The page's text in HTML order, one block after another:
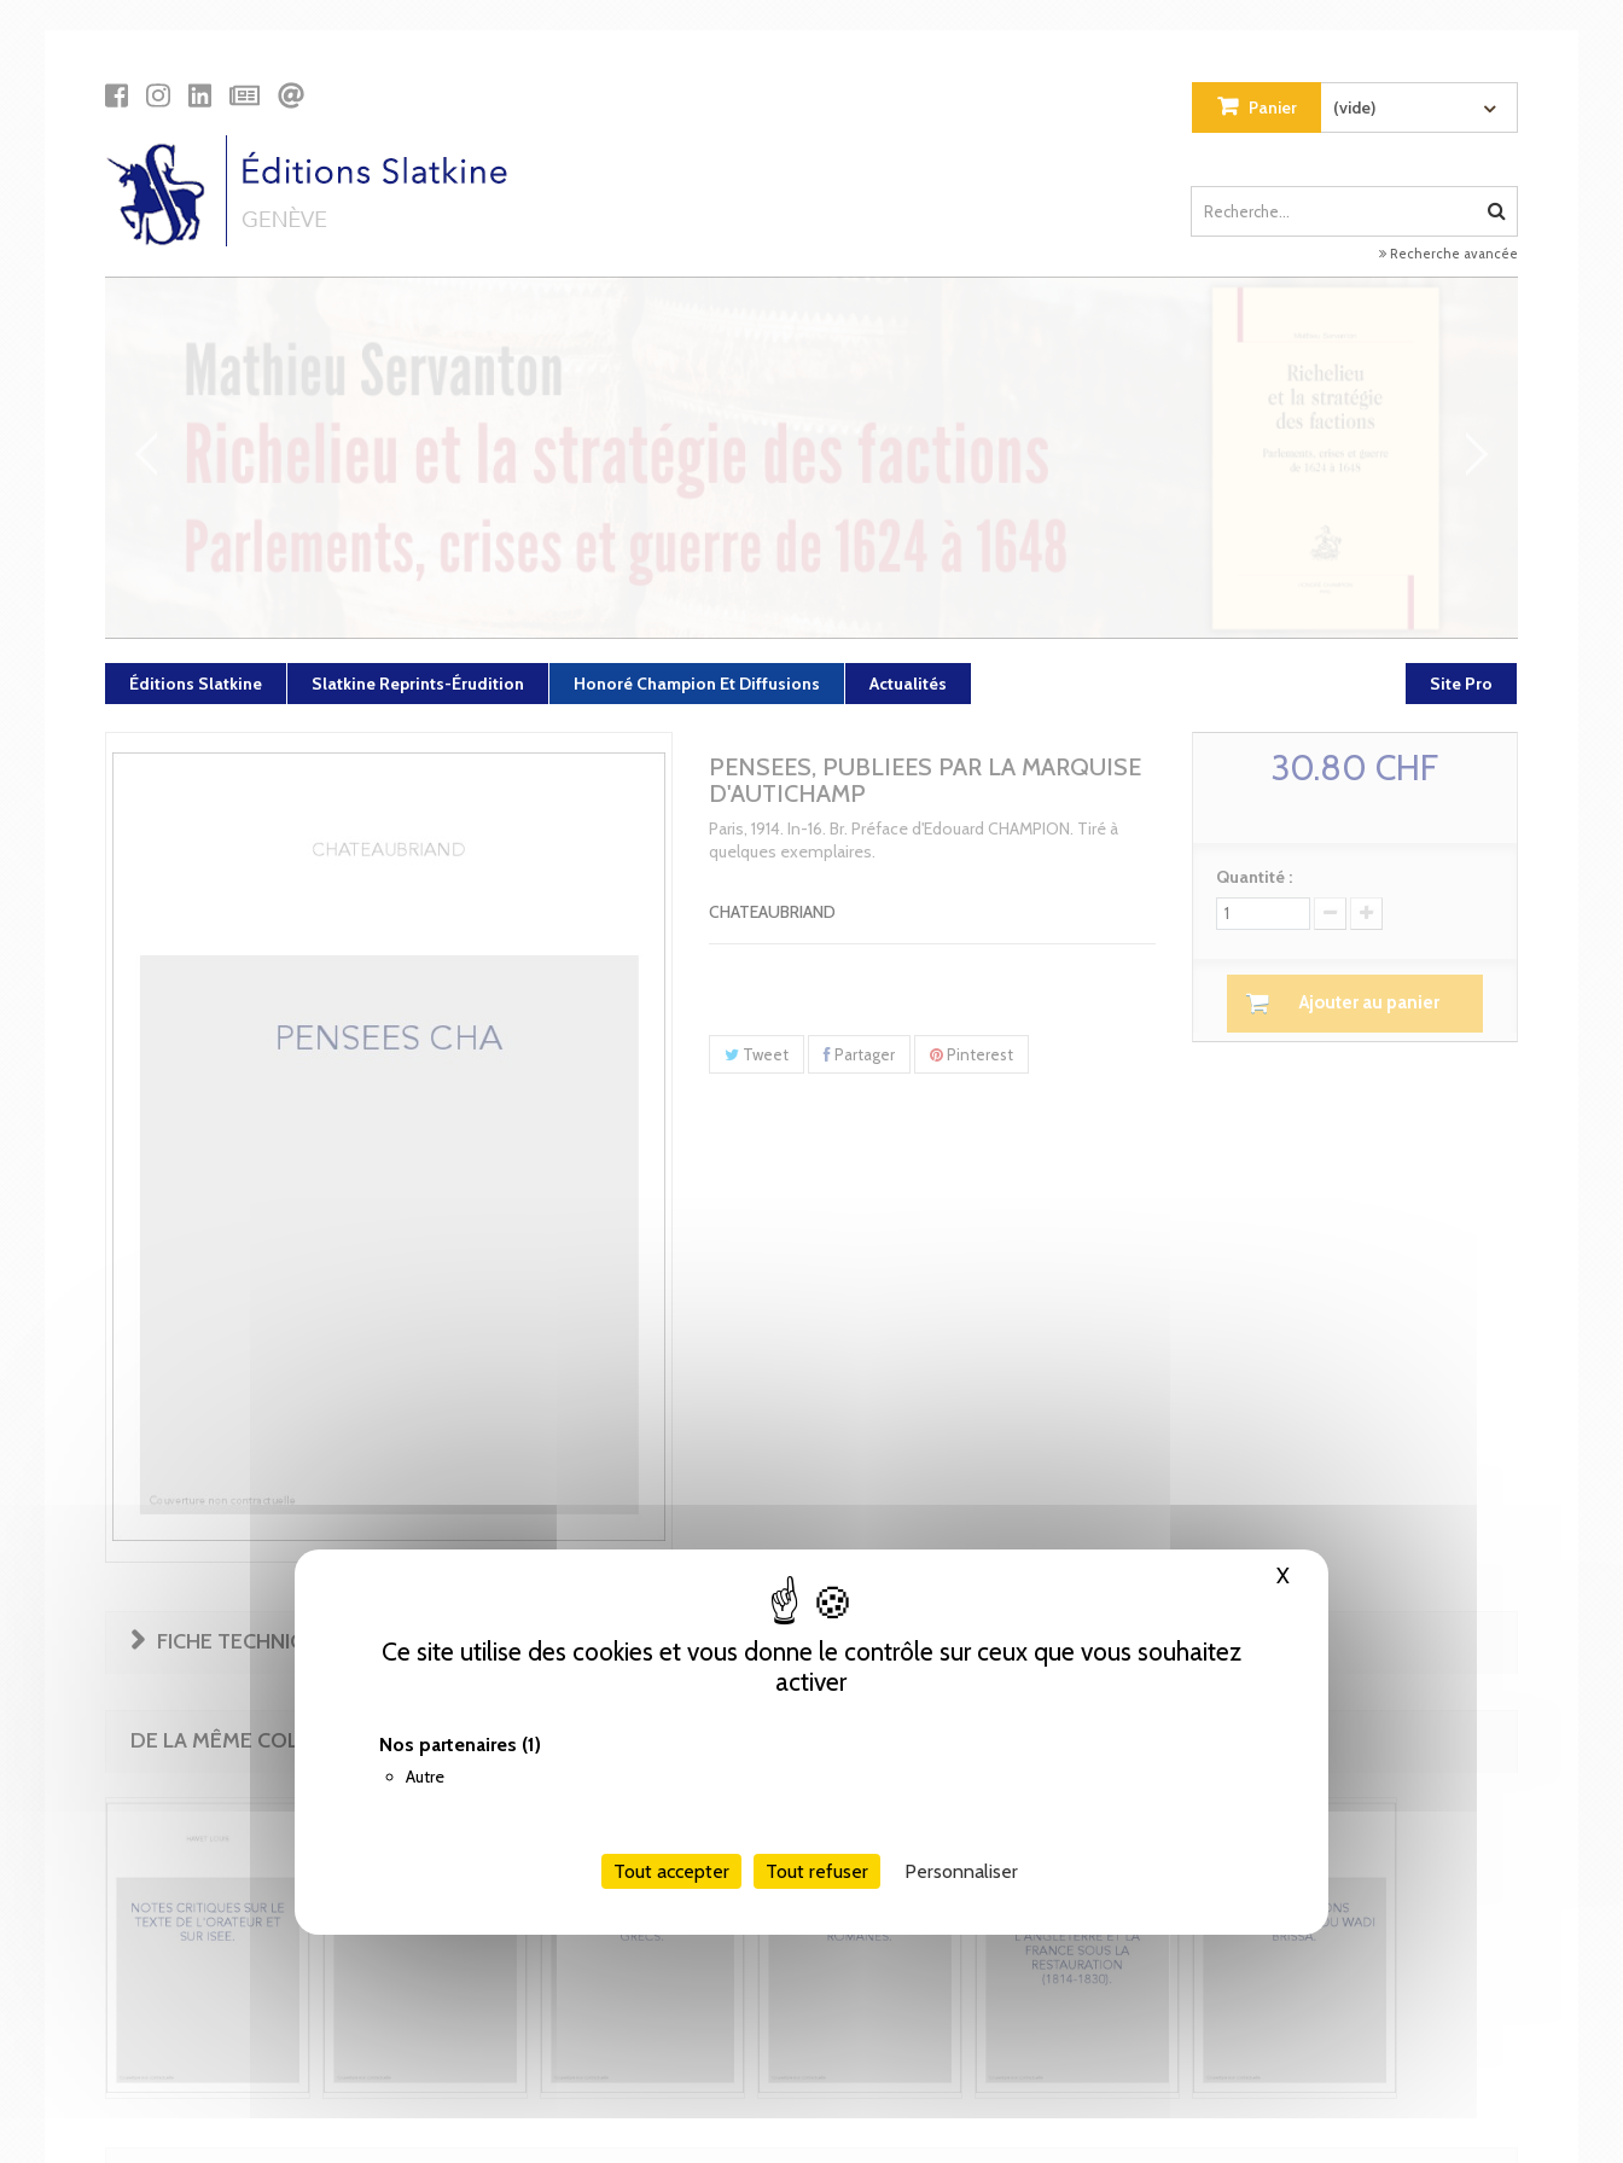
Ce site utilise des cookies et vous donne le contrôle sur ceux que vous souhaitez
activer
Nos partenaires (1)
Autre
Tout accepter Tout refuser Personnaliser
X Masquer le bandeau des cookies
Panier (vide)
Recherche avancée
Éditions Slatkine Slatkine Reprints-Érudition Honoré Champion Et Diffusions Actualités Site Pro
PENSEES, PUBLIEES PAR LA MARQUISE
D'AUTICHAMP
Paris, 1914. In-16. Br. Préface d'Edouard CHAMPION. Tiré à
quelques exemplaires.
CHATEAUBRIAND
Tweet Partager Pinterest
30.80 CHF
Quantité :
Ajouter au panier
FICHE TECHNIQUE
DE LA MÊME COLLECTION